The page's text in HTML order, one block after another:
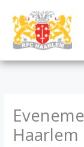
content
Haarlem